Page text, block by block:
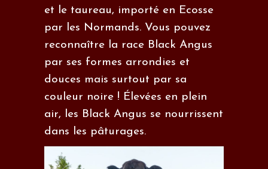
et le taureau, importé en Ecosse
par les Normands. Vous pouvez
reconnaître la race Black Angus
par ses formes arrondies et
douces mais surtout par sa
couleur noire ! Élevées en plein
air, les Black Angus se nourrissent
dans les pâturages.